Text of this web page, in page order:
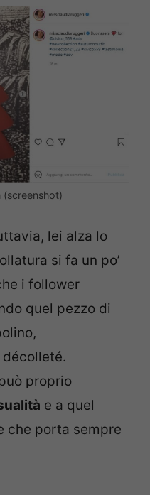
(screenshot)
lei alza lo
si fa un po’
i follower
quel pezzo di
proprio
e a quel
che porta sempre